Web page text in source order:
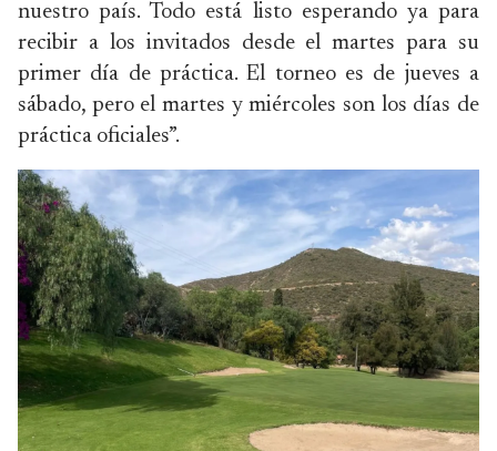
nuestro país. Todo está listo esperando ya para
recibir a los invitados desde el martes para su
primer día de práctica. El torneo es de jueves a
sábado, pero el martes y miércoles son los días de
práctica oficiales”.